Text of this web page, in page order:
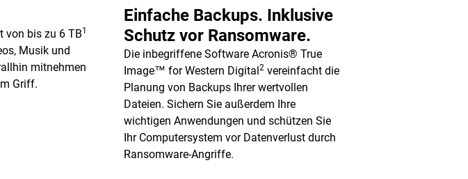
von bis zu 6 TB1
Musik und
mitnehmen
Griff.
Einfache Backups. Inklusive
Schutz vor Ransomware.
Die inbegriffene Software Acronis® True
Image™ for Western Digital2 vereinfacht die
Planung von Backups Ihrer wertvollen
Dateien. Sichern Sie außerdem Ihre
wichtigen Anwendungen und schützen Sie
Ihr Computersystem vor Datenverlust durch
Ransomware-Angriffe.